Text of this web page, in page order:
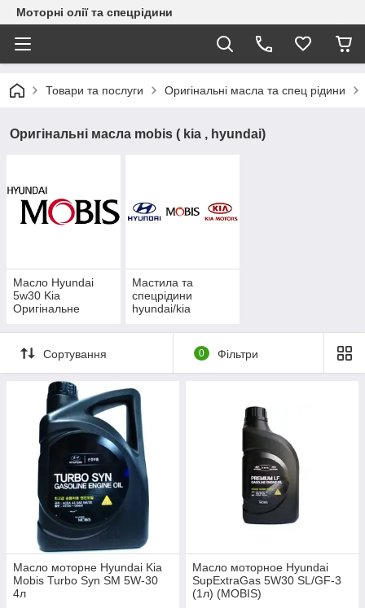
Моторні олії та спецрідини
Товари та послуги Оригінальні масла та спец рідини
Оригінальні масла mobis ( kia , hyundai)
Масло Hyundai
5w30 Kia
Оригінальне
Мастила та
спецрідини
hyundai/kia
Сортування 0 Фільтри
Масло моторне Hyundai Kia
Mobis Turbo Syn SM 5W-30
4л
Масло моторное Hyundai
SupExtraGas 5W30 SL/GF-3
(1л) (MOBIS)